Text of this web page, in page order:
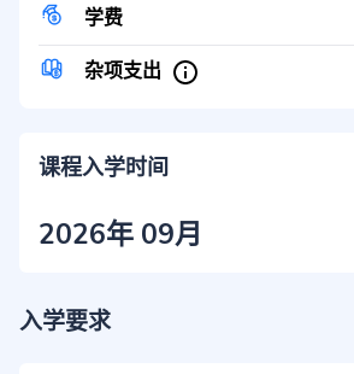
学费
杂项支出
课程入学时间
2026年 09月
入学要求